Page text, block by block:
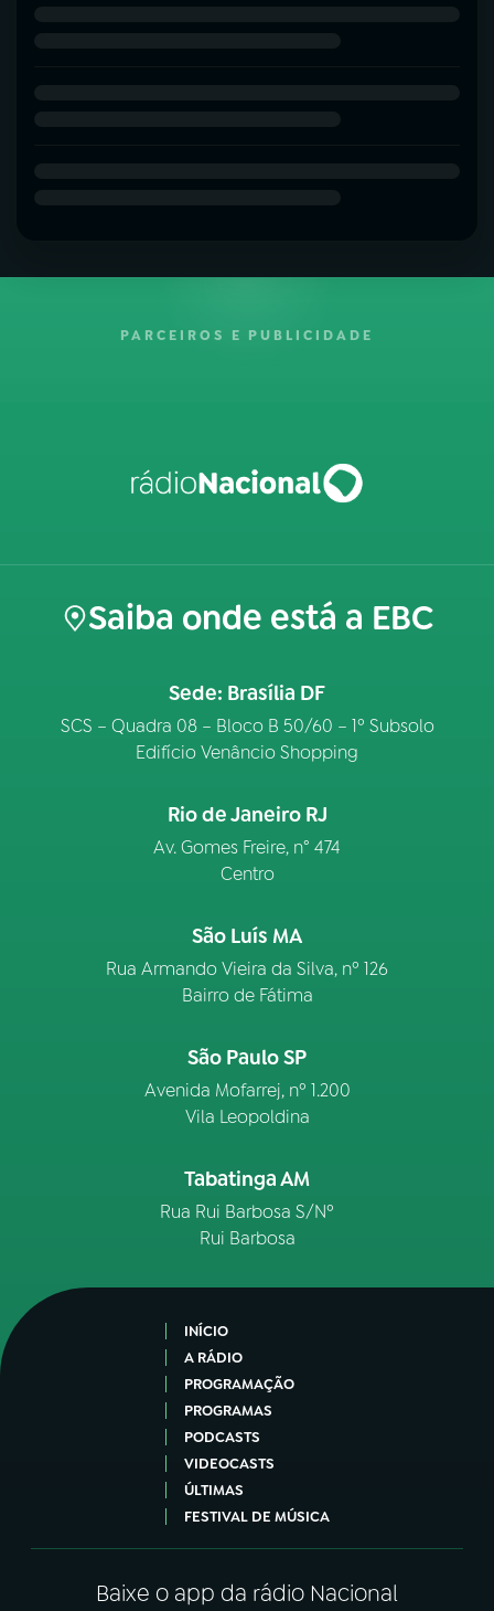
PARCEIROS E PUBLICIDADE
Saiba onde está a EBC
Sede: Brasília DF
SCS – Quadra 08 – Bloco B 50/60 – 1º Subsolo
Edifício Venâncio Shopping
Rio de Janeiro RJ
Av. Gomes Freire, n° 474
Centro
São Luís MA
Rua Armando Vieira da Silva, nº 126
Bairro de Fátima
São Paulo SP
Avenida Mofarrej, nº 1.200
Vila Leopoldina
Tabatinga AM
Rua Rui Barbosa S/Nº
Rui Barbosa
INÍCIO
A RÁDIO
PROGRAMAÇÃO
PROGRAMAS
PODCASTS
VIDEOCASTS
ÚLTIMAS
FESTIVAL DE MÚSICA
Baixe o app da rádio Nacional